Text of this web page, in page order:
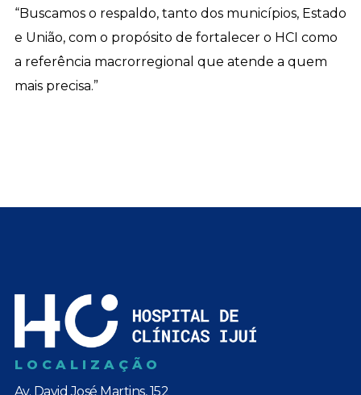
“Buscamos o respaldo, tanto dos municípios, Estado
e União, com o propósito de fortalecer o HCI como
a referência macrorregional que atende a quem
mais precisa.”
LOCALIZAÇÃO
Av. David José Martins, 152